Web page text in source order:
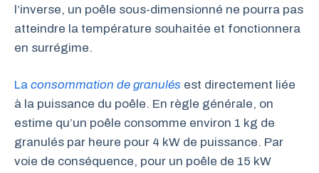
l’inverse, un poêle sous-dimensionné ne pourra pas
atteindre la température souhaitée et fonctionnera
en surrégime.
La consommation de granulés est directement liée
à la puissance du poêle. En règle générale, on
estime qu’un poêle consomme environ 1 kg de
granulés par heure pour 4 kW de puissance. Par
voie de conséquence, pour un poêle de 15 kW